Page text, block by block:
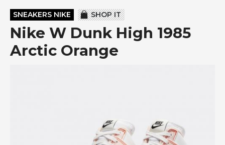
SNEAKERS NIKE SHOP IT
Nike W Dunk High 1985
Arctic Orange